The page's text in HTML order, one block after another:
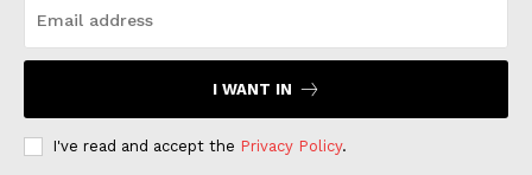
I WANT IN
I've read and accept the Privacy Policy.